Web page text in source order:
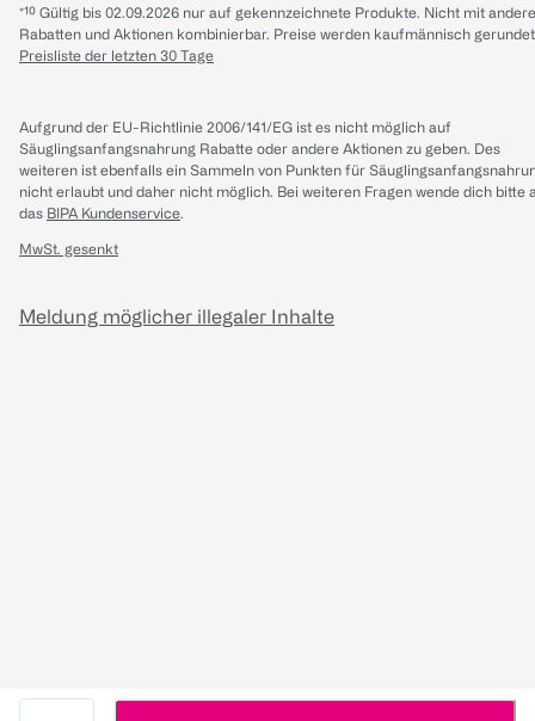
*¹⁰ Gültig bis 02.09.2026 nur auf gekennzeichnete Produkte. Nicht mit
Rabatten und Aktionen kombinierbar. Preise werden kaufmännisch
Preisliste der letzten 30 Tage
Aufgrund der EU-Richtlinie 2006/141/EG ist es nicht möglich auf
Säuglingsanfangsnahrung Rabatte oder andere Aktionen zu geben. Des
weiteren ist ebenfalls ein Sammeln von Punkten für
nicht erlaubt und daher nicht möglich. Bei weiteren Fragen wende dich bitte
das BIPA Kundenservice.
MwSt. gesenkt
Meldung möglicher illegaler Inhalte